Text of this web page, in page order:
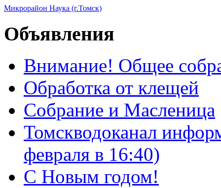
Микрорайон Наука (г.Томск)
Объявления
Внимание! Общее
Обработка от клещей
Собрание и Масленица
Томскводоканал
февраля в 16:40)
С Новым годом!